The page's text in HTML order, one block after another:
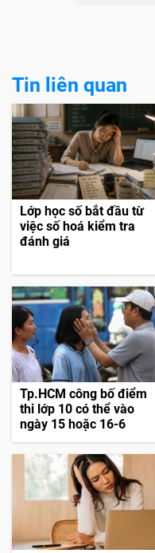
Tin liên quan
Lớp học số bắt đầu từ
việc số hoá kiểm tra
đánh giá
Tp.HCM công bố điểm
thi lớp 10 có thể vào
ngày 15 hoặc 16-6